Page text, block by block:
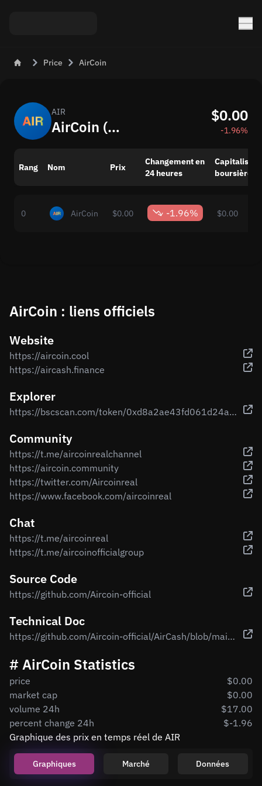
Price AirCoin
AIR
AirCoin (AIR) Maintenant: Prix et Changements du Marché
$0.00
-1.96%
Rang Nom Prix
Changement en
24 heures
boursière
0 AirCoin $0.00 -1.96% $0.00
AirCoin : liens officiels
Website
https://aircoin.cool
https://aircash.finance
Explorer
https://bscscan.com/token/0xd8a2ae43fd061d24acd538e3866ffc2c05151b53
Community
https://t.me/aircoinrealchannel
https://aircoin.community
https://twitter.com/Aircoinreal
https://www.facebook.com/aircoinreal
Chat
https://t.me/aircoinreal
https://t.me/aircoinofficialgroup
Source Code
https://github.com/Aircoin-official
Technical Doc
https://github.com/Aircoin-official/AirCash/blob/main/AirCash_PDF.pdf
# AirCoin Statistics
price
$0.00
market cap
$0.00
volume 24h
$17.00
percent change 24h
$-1.96
Graphique des prix en temps réel de AIR
Graphiques Marché Données